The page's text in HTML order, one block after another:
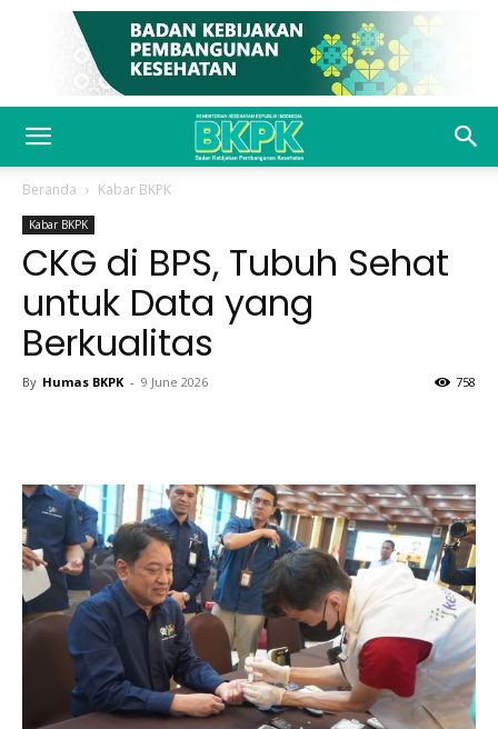
Beranda Kabar BKPK
Kabar BKPK
CKG di BPS, Tubuh Sehat
untuk Data yang
Berkualitas
By Humas BKPK - 9 June 2026 758